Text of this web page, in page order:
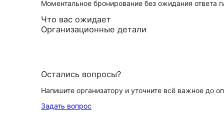
Моментальное бронирование без ожидания ответа
Что вас ожидает
Организационные детали
Остались вопросы?
Напишите организатору и уточните всё важное до
Задать вопрос